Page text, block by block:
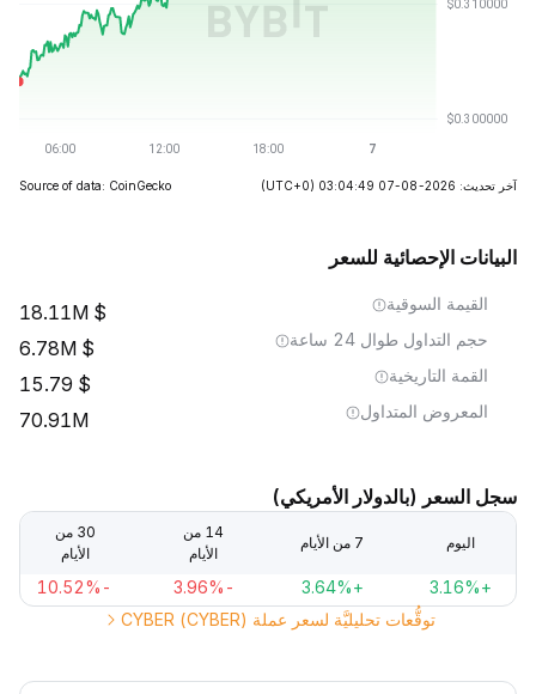
آخر تحديث: 2026-08-07 03:04:49 (UTC+0)
Source of data: CoinGecko
البيانات الإحصائية للسعر
القيمة السوقية 18.11M
حجم التداول طوال 24 ساعة 6.78M
القمة التاريخية 15.79
المعروض المتداول 70.91M
سجل السعر (بالدولار الأمريكي)
اليوم 7 من الأيام
14 من
الأيام
30 من
الأيام
+3.16%
+3.64%
-3.96%
-10.52%
توقُّعات تحليليَّة لسعر عملة CYBER (CYBER)